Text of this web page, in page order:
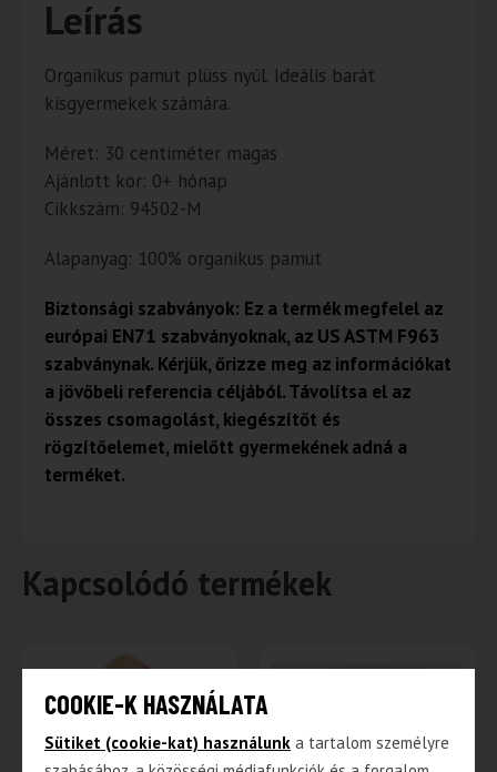
Leírás
Organikus pamut plüss nyúl. Ideális barát
kisgyermekek számára.
Méret: 30 centiméter magas
Ajánlott kor: 0+ hónap
Cikkszám: 94502-M
Alapanyag: 100% organikus pamut
Biztonsági szabványok: Ez a termék megfelel az
európai EN71 szabványoknak, az US ASTM F963
szabványnak. Kérjük, őrizze meg az információkat
a jövőbeli referencia céljából. Távolítsa el az
összes csomagolást, kiegészítőt és
rögzítőelemet, mielőtt gyermekének adná a
terméket.
Kapcsolódó termékek
COOKIE-K HASZNÁLATA
Sütiket (cookie-kat) használunk a tartalom személyre